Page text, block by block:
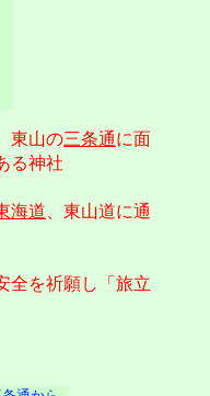
東山の三条通に面
る神社
海道 、東山道に通
全を祈願し「旅立